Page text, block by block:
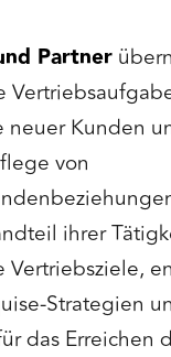
Partner
neuer Kunden
von
ihrer
Vertriebsziele,
Strategien
das Erreichen